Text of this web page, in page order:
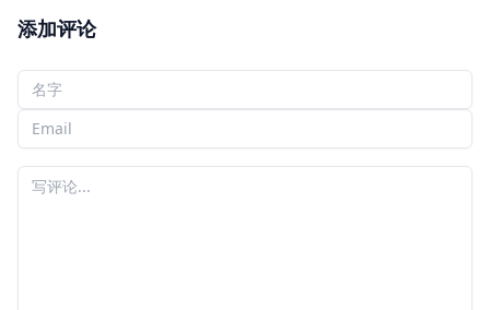
添加评论
您的名字
您的电子邮件
您的评论